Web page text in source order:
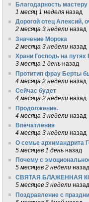
Благодарность мастеру
1 месяц 1 неделя назад
Дорогой отец Алексий,
2 месяца 3 недели назад
Значение Морока
2 месяца 3 недели назад
Храни Господь на путях
3 месяца 1 день назад
Протитип фрау Берты
4 месяца 2 недели назад
Сейчас будет
4 месяца 2 недели назад
Продолжение.
4 месяца 3 недели назад
Впечатления
4 месяца 3 недели назад
О семье архимандрита
5 месяцев 1 день назад
Почему с
5 месяцев 2 недели назад
СВЯТАЯ БЛАЖЕННАЯ
5 месяцев 3 недели назад
Поздравление с